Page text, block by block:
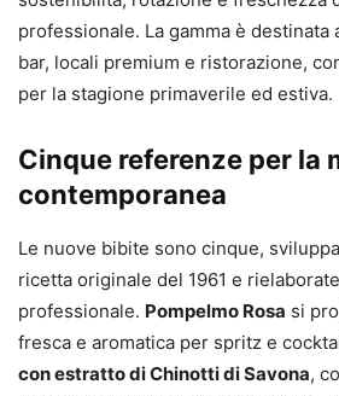
professionale. La gamma è destinata
bar, locali premium e ristorazione,
per la stagione primaverile ed estiva.
Cinque referenze per la
contemporanea
Le nuove bibite sono cinque,
ricetta originale del 1961 e
professionale. Pompelmo Rosa si
fresca e aromatica per spritz e
con estratto di Chinotti di Savona,